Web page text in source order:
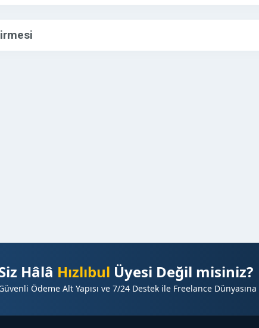
Hâlâ Hızlıbul Üyesi Değil misiniz?
Ödeme Alt Yapısı ve 7/24 Destek ile Freelance Dünyasına